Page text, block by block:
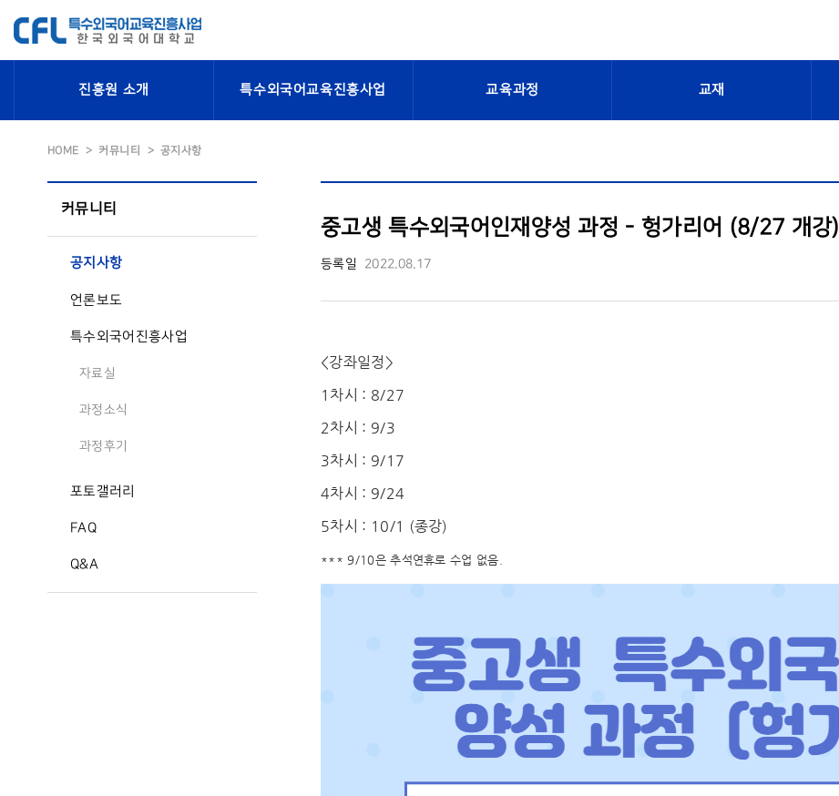
진흥원 소개 특수외국어교육진흥사업 교육과정 교재
HOME 커뮤니티 공지사항
커뮤니티
공지사항
언론보도
특수외국어진흥사업
자료실
과정소식
과정후기
포토갤러리
FAQ
Q&A
중고생 특수외국어인재양성 과정 - 헝가리어 (8/27 개강)
등록일 2022.08.17
<강좌일정>
1차시 : 8/27
2차시 : 9/3
3차시 : 9/17
4차시 : 9/24
5차시 : 10/1 (종강)
*** 9/10은 추석연휴로 수업 없음.